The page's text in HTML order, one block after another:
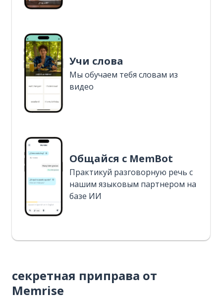
Учи слова
Мы обучаем тебя словам из
видео
Общайся с MemBot
Практикуй разговорную речь с
нашим языковым партнером на
базе ИИ
секретная приправа от
Memrise